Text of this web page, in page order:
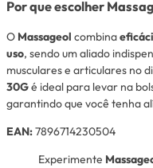
Por que escolher
O Massageol combina
uso, sendo um aliado
musculares e articulares no
30Gé ideal para levar na
garantindo que você tenha
EAN:7896714230504
Experimente